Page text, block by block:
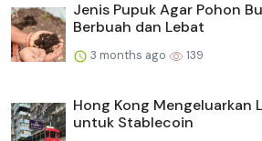
Jenis Pupuk Agar Pohon
Berbuah dan Lebat
3 months ago 139
Hong Kong Mengeluarkan
untuk Stablecoin